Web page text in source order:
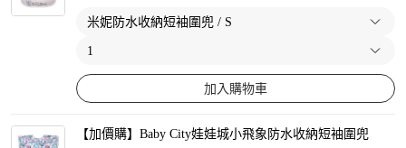
加入購物車
【加價購】Baby City娃娃城小飛象防水收納短袖圍兜